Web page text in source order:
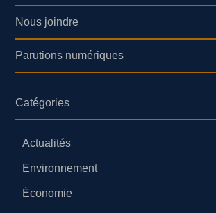
Nous joindre
Parutions numériques
Catégories
Actualités
Environnement
Économie